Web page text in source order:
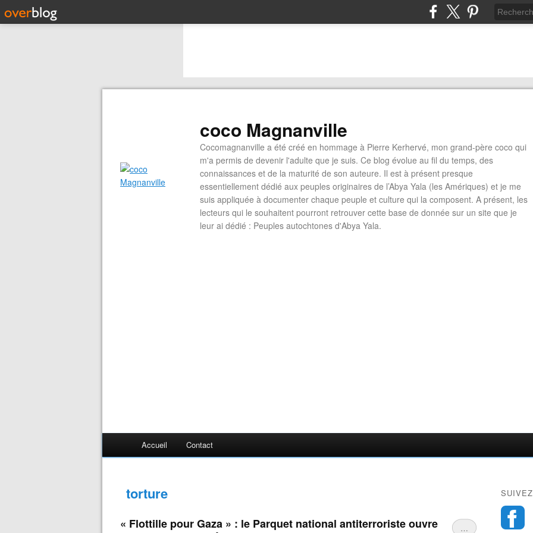
coco Magnanville
Cocomagnanville a été créé en hommage à Pierre Kerhervé, mon grand-père coco qui
m'a permis de devenir l'adulte que je suis. Ce blog évolue au fil du temps, des
connaissances et de la maturité de son auteure. Il est à présent presque
essentiellement dédié aux peuples originaires de l’Abya Yala (les Amériques) et je me
suis appliquée à documenter chaque peuple et culture qui la composent. A présent, les
lecteurs qui le souhaitent pourront retrouver cette base de donnée sur un site que je
leur ai dédié : Peuples autochtones d'Abya Yala.
Accueil Contact
torture
…
« Flottille pour Gaza » : le Parquet national antiterroriste ouvre